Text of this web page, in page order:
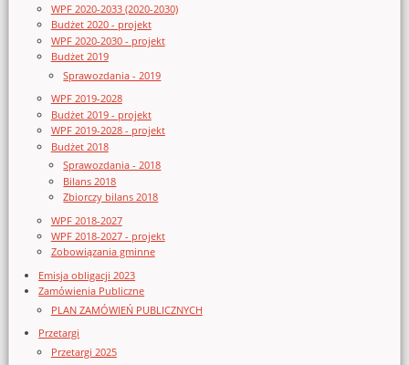
WPF 2020-2033 (2020-2030)
Budżet 2020 - projekt
WPF 2020-2030 - projekt
Budżet 2019
Sprawozdania - 2019
WPF 2019-2028
Budżet 2019 - projekt
WPF 2019-2028 - projekt
Budżet 2018
Sprawozdania - 2018
Bilans 2018
Zbiorczy bilans 2018
WPF 2018-2027
WPF 2018-2027 - projekt
Zobowiązania gminne
Emisja obligacji 2023
Zamówienia Publiczne
PLAN ZAMÓWIEŃ PUBLICZNYCH
Przetargi
Przetargi 2025